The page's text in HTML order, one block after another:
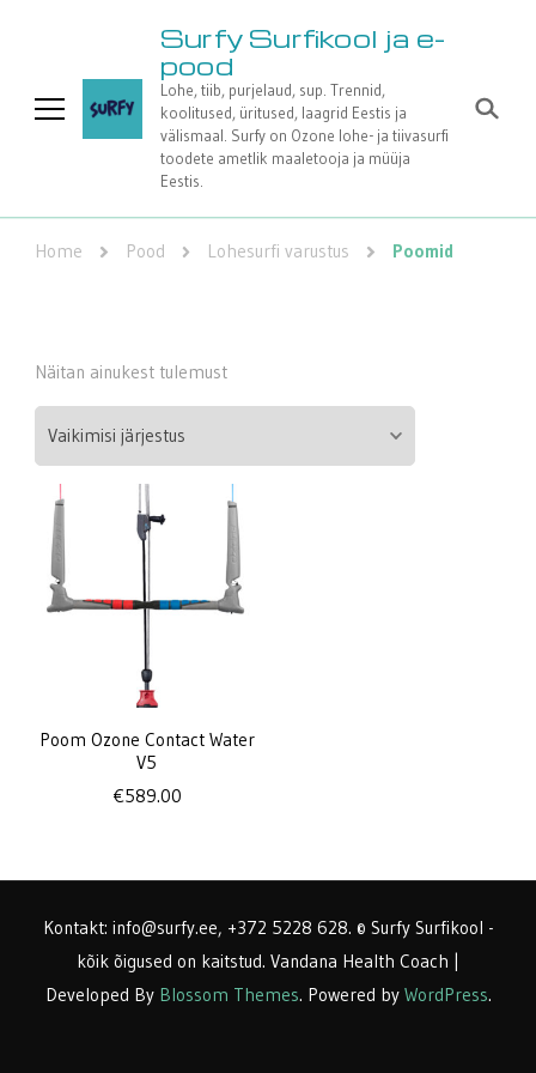
Surfy Surfikool ja e-
pood
Lohe, tiib, purjelaud, sup. Trennid,
koolitused, üritused, laagrid Eestis ja
välismaal. Surfy on Ozone lohe- ja tiivasurfi
toodete ametlik maaletooja ja müüja
Eestis.
Home Pood Lohesurfi varustus Poomid
Näitan ainukest tulemust
Poom Ozone Contact Water
V5
€589.00
Kontakt: info@surfy.ee, +372 5228 628. © Surfy Surfikool -
kõik õigused on kaitstud. Vandana Health Coach |
Developed By Blossom Themes. Powered by WordPress.